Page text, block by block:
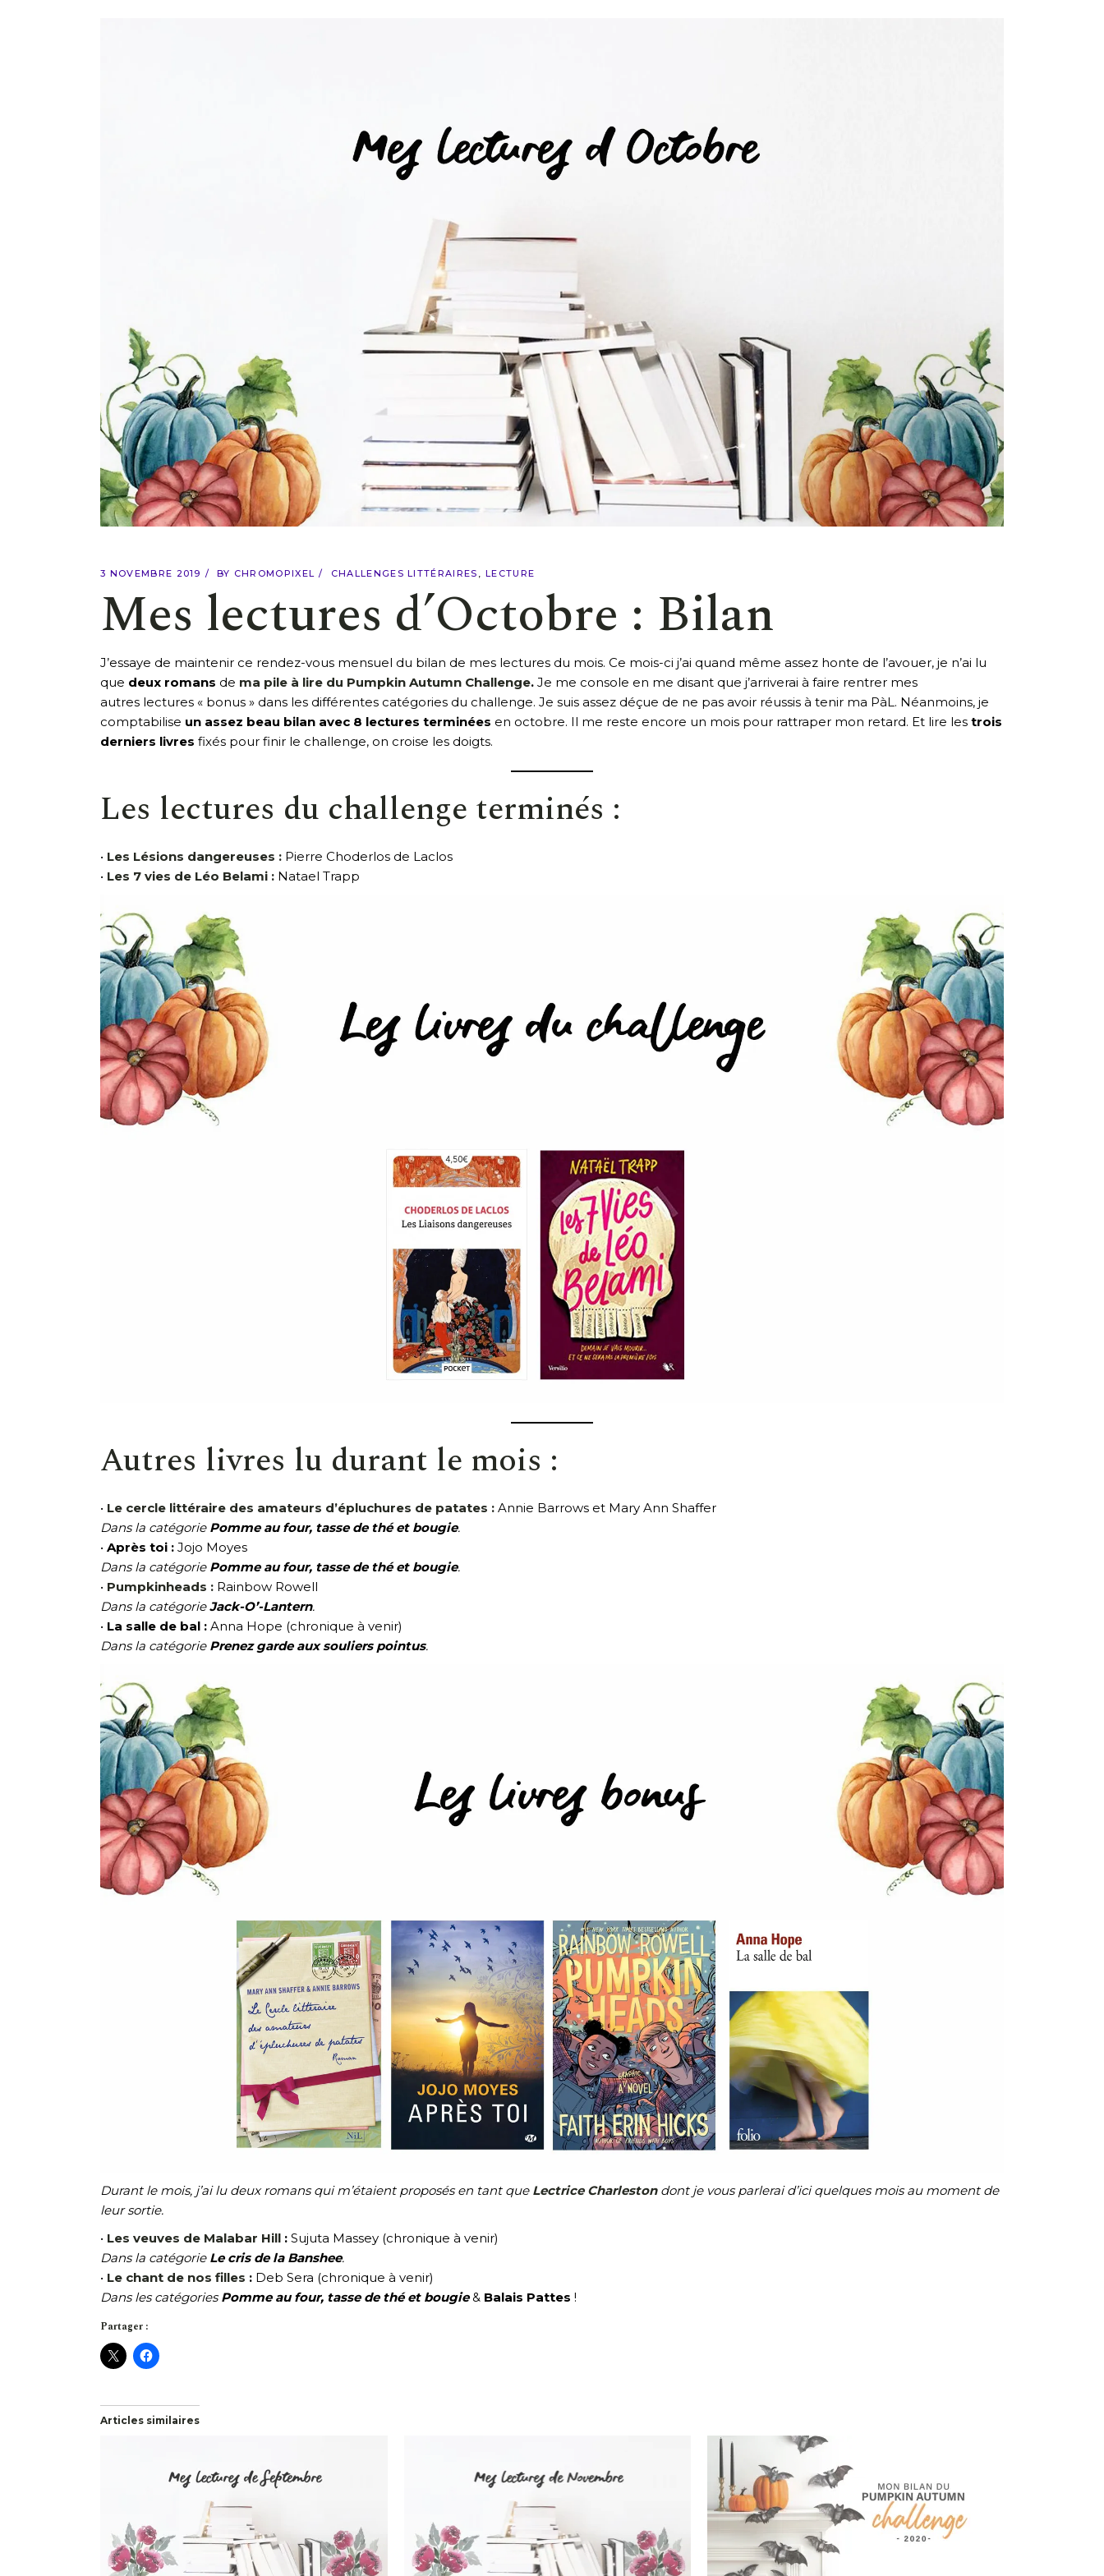
3 NOVEMBRE 2019 BY CHROMOPIXEL CHALLENGES LITTÉRAIRES LECTURE
Mes lectures d’Octobre : Bilan
J’essaye de maintenir ce rendez-vous mensuel du bilan de mes lectures du mois. Ce mois-ci j’ai quand même assez honte de l’avouer, je n’ai lu
que deux romans de ma pile à lire du Pumpkin Autumn Challenge. Je me console en me disant que j’arriverai à faire rentrer mes
autres lectures « bonus » dans les différentes catégories du challenge. Je suis assez déçue de ne pas avoir réussis à tenir ma PàL. Néanmoins, je
comptabilise un assez beau bilan avec 8 lectures terminées en octobre. Il me reste encore un mois pour rattraper mon retard. Et lire les trois
derniers livres fixés pour finir le challenge, on croise les doigts.
Les lectures du challenge terminés :
• Les Lésions dangereuses : Pierre Choderlos de Laclos
• Les 7 vies de Léo Belami : Natael Trapp
Autres livres lu durant le mois :
• Le cercle littéraire des amateurs d’épluchures de patates : Annie Barrows et Mary Ann Shaffer
Dans la catégorie Pomme au four, tasse de thé et bougie.
• Après toi : Jojo Moyes
Dans la catégorie Pomme au four, tasse de thé et bougie.
• Pumpkinheads : Rainbow Rowell
Dans la catégorieJack-O’-Lantern.
• La salle de bal : Anna Hope (chronique à venir)
Dans la catégorie Prenez garde aux souliers pointus.
Durant le mois, j’ai lu deux romans qui m’étaient proposés en tant que Lectrice Charlestondont je vous parlerai d’ici quelques mois au moment de
leur sortie.
• Les veuves de Malabar Hill : Sujuta Massey (chronique à venir)
Dans la catégorie Le cris de la Banshee.
• Le chant de nos filles : Deb Sera (chronique à venir)
Dans les catégoriesPomme au four, tasse de thé et bougie& Balais Pattes !
Partager :
Articles similaires